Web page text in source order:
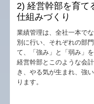
2) 経営幹部を育て
仕組みづくり
業績管理は、全社一本で
別に行い、それぞれの部
て、「強み」と「弱み」
経営幹部とこのような会
き、やる気が生まれ、強
ります。